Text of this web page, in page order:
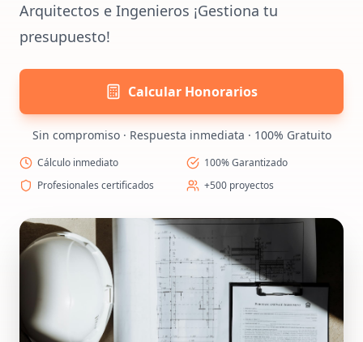
Arquitectos e Ingenieros ¡Gestiona tu
presupuesto!
Calcular Honorarios
Sin compromiso · Respuesta inmediata · 100% Gratuito
Cálculo inmediato
100% Garantizado
Profesionales certificados
+500 proyectos